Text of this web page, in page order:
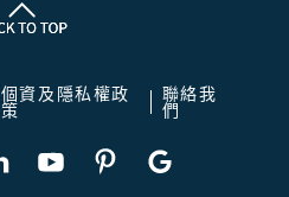
個資及隱私權政
策
聯絡我
們